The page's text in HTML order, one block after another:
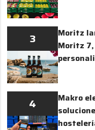
3
Moritz
Moritz
4
Makro